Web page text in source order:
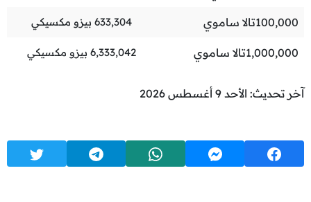
100,000تالا ساموي 633,304 بيزو مكسيكي
1,000,000تالا ساموي 6,333,042 بيزو مكسيكي
آخر تحديث: الأحد 9 أغسطس 2026